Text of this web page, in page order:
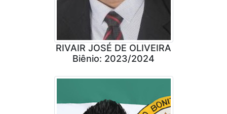
RIVAIR JOSÉ DE OLIVEIRA
Biênio: 2023/2024